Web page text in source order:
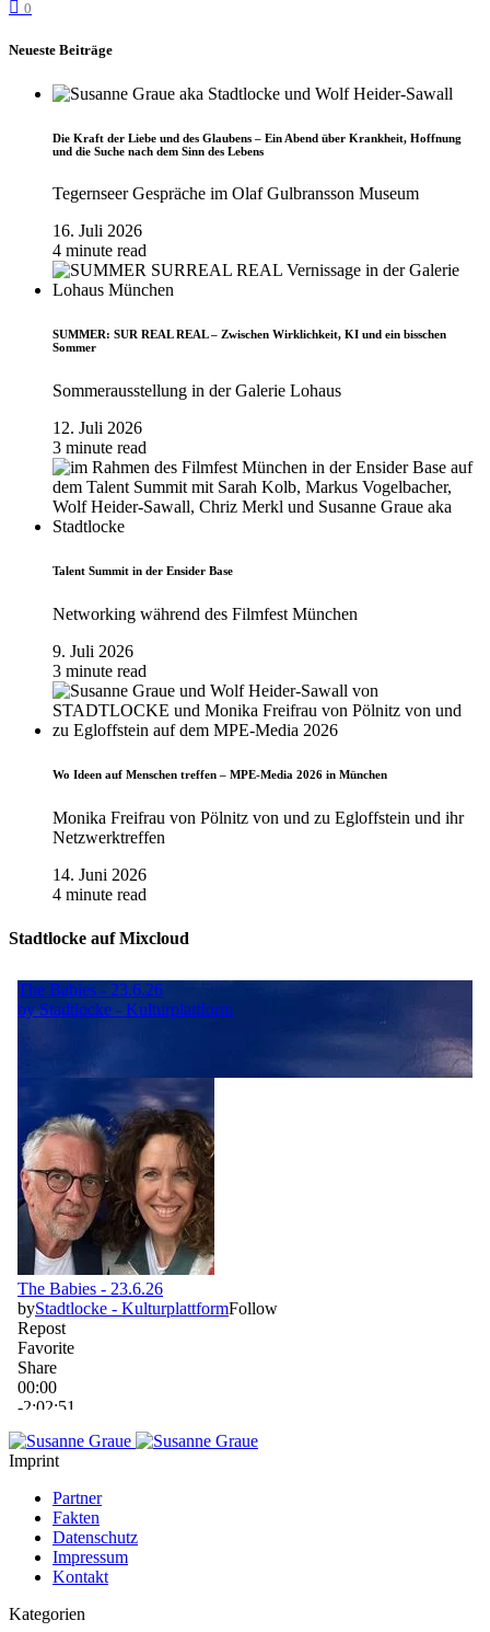
0
Neueste Beiträge
Die Kraft der Liebe und des Glaubens – Ein Abend über Krankheit, Hoffnung
und die Suche nach dem Sinn des Lebens
Tegernseer Gespräche im Olaf Gulbransson Museum
16. Juli 2026
4 minute read
SUMMER: SUR REAL REAL – Zwischen Wirklichkeit, KI und ein bisschen
Sommer
Sommerausstellung in der Galerie Lohaus
12. Juli 2026
3 minute read
Talent Summit in der Ensider Base
Networking während des Filmfest München
9. Juli 2026
3 minute read
Wo Ideen auf Menschen treffen – MPE-Media 2026 in München
Monika Freifrau von Pölnitz von und zu Egloffstein und ihr
Netzwerktreffen
14. Juni 2026
4 minute read
Stadtlocke auf Mixcloud
Imprint
Partner
Fakten
Datenschutz
Impressum
Kontakt
Kategorien